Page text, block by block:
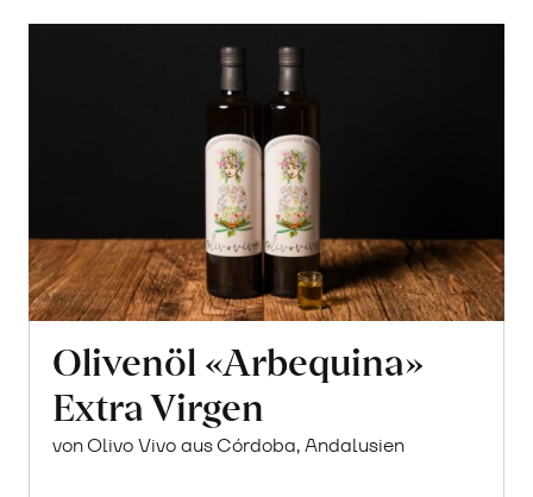
Olivenöl «Arbequina»
Extra Virgen
von Olivo Vivo aus Córdoba, Andalusien